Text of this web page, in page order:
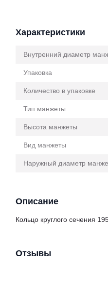
Характеристики
Внутренний диаметр
Упаковка
Количество в упаковке
Тип манжеты
Высота манжеты
Вид манжеты
Наружный диаметр
Описание
Кольцо круглого сечения
Отзывы